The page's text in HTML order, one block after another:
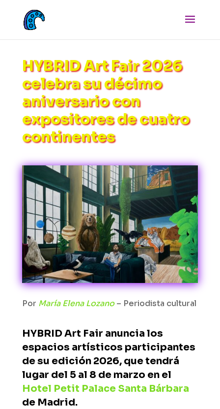
HYBRID Art Fair 2026
celebra su décimo
aniversario con
expositores de cuatro
continentes
Por María Elena Lozano– Periodista cultural
HYBRID Art Fair anuncia los
espacios artísticos participantes
de su edición 2026, que tendrá
lugar del 5 al 8 de marzo en el
Hotel Petit Palace Santa Bárbara
de Madrid.